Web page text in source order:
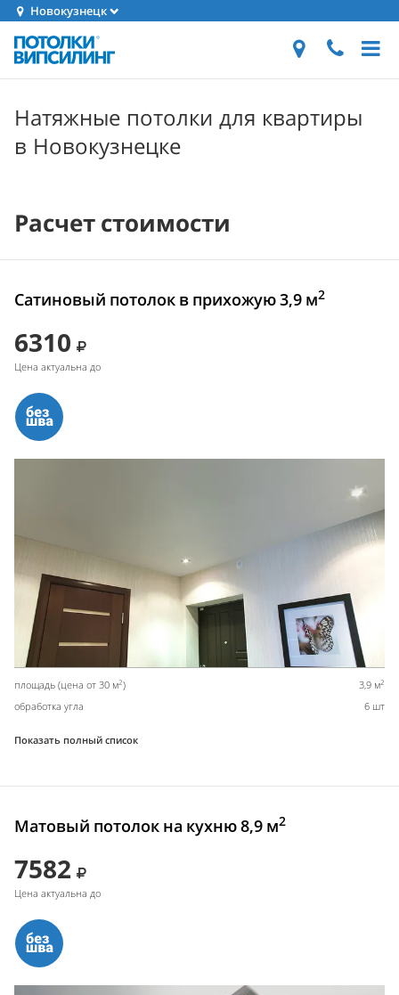
Новокузнецк
Натяжные потолки для квартиры
в Новокузнецке
Расчет стоимости
Сатиновый потолок в прихожую 3,9 м2
6310
Цена актуальна до
площадь (цена от 30 м2) 3,9 м2
обработка угла 6 шт
Показать полный список
Матовый потолок на кухню 8,9 м2
7582
Цена актуальна до